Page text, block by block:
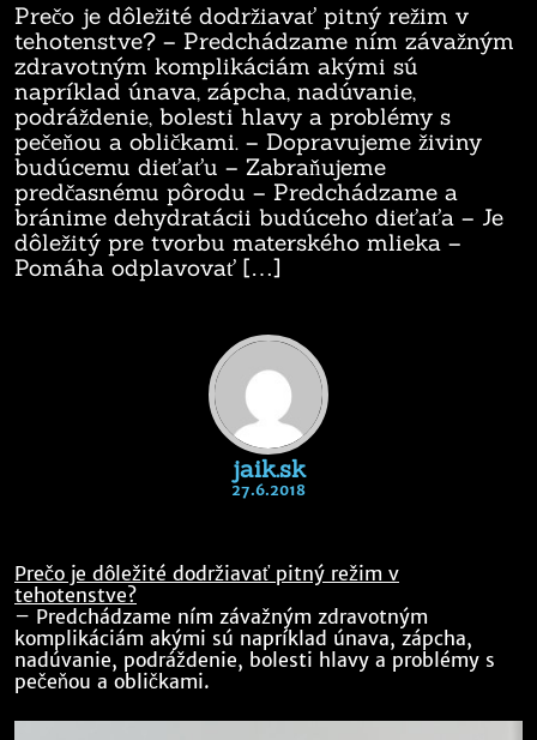
Prečo je dôležité dodržiavať pitný režim v
tehotenstve? – Predchádzame ním závažným
zdravotným komplikáciám akými sú
napríklad únava, zápcha, nadúvanie,
podráždenie, bolesti hlavy a problémy s
pečeňou a obličkami. – Dopravujeme živiny
budúcemu dieťaťu – Zabraňujeme
predčasnému pôrodu – Predchádzame a
bránime dehydratácii budúceho dieťaťa – Je
dôležitý pre tvorbu materského mlieka –
Pomáha odplavovať […]
jaik.sk
27.6.2018
Prečo je dôležité dodržiavať pitný režim v
tehotenstve?
– Predchádzame ním závažným zdravotným
komplikáciám akými sú napríklad únava, zápcha,
nadúvanie, podráždenie, bolesti hlavy a problémy s
pečeňou a obličkami.